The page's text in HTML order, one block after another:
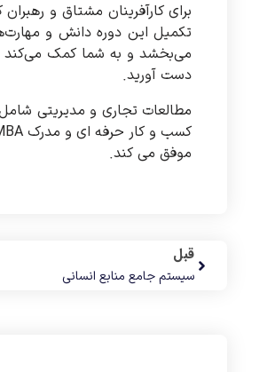
برای کارآفرینان مشتاق و
تکمیل این دوره دانش و
می‌بخشد و به شما کمک می‌کند
دست آورید.
مطالعات تجاری و مدیریتی
موفق می کند.
قبل
سیستم جامع منابع انسانی